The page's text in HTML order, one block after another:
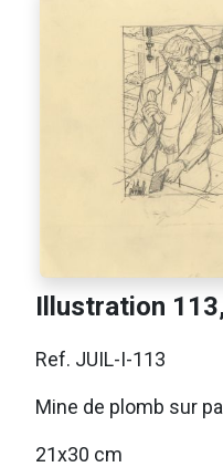
Illustration
Ref. JUIL-I-113
Mine de plomb sur
21x30 cm